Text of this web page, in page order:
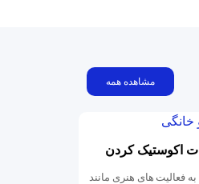
مشاهده همه
اکوستیک کردن
فعالیت‌ های هنری مانند